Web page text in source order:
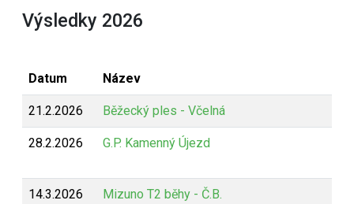
Výsledky 2026
Datum Název
21.2.2026 Běžecký ples - Včelná
28.2.2026 G.P. Kamenný Újezd
14.3.2026 Mizuno T2 běhy - Č.B.